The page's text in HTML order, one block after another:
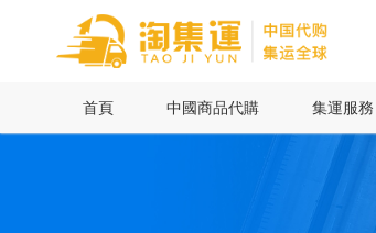
首頁 中國商品代購 集運服務